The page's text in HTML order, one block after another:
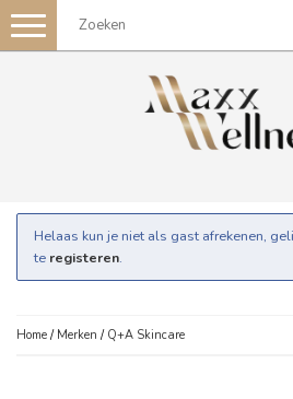
Toggle
navigation
Helaas kun je niet als gast afrekenen,
te registeren.
Home / Merken / Q+A Skincare